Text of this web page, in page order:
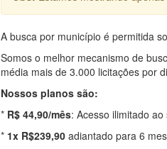
A busca por município é permitida
Somos o melhor mecanismo de
média mais de 3.000 licitações por
Nossos planos são:
* R$ 44,90/mês: Acesso ilimitado
* 1x R$239,90 adiantado para 6